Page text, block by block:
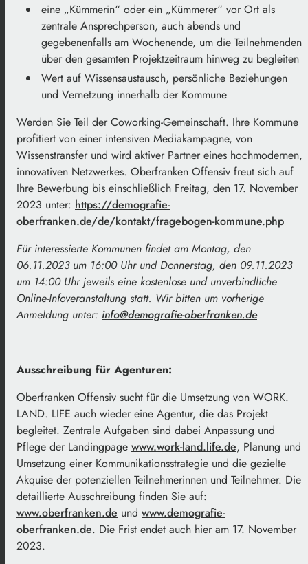
eine „Kümmerin“ oder ein „Kümmerer“ vor Ort als
zentrale Ansprechperson, auch abends und
gegebenenfalls am Wochenende, um die Teilnehmenden
über den gesamten Projektzeitraum hinweg zu begleiten
Wert auf Wissensaustausch, persönliche Beziehungen
und Vernetzung innerhalb der Kommune
Werden Sie Teil der Coworking-Gemeinschaft. Ihre Kommune
profitiert von einer intensiven Mediakampagne, von
Wissenstransfer und wird aktiver Partner eines hochmodernen,
innovativen Netzwerkes. Oberfranken Offensiv freut sich auf
Ihre Bewerbung bis einschließlich Freitag, den 17. November
2023 unter: https://demografie-
oberfranken.de/de/kontakt/fragebogen-kommune.php
Für interessierte Kommunen findet am Montag, den
06.11.2023 um 16:00 Uhr und Donnerstag, den 09.11.2023
um 14:00 Uhr jeweils eine kostenlose und unverbindliche
Online-Infoveranstaltung statt. Wir bitten um vorherige
Anmeldung unter: info@demografie-oberfranken.de
Ausschreibung für Agenturen:
Oberfranken Offensiv sucht für die Umsetzung von WORK.
LAND. LIFE auch wieder eine Agentur, die das Projekt
begleitet. Zentrale Aufgaben sind dabei Anpassung und
Pflege der Landingpage www.work-land.life.de, Planung und
Umsetzung einer Kommunikationsstrategie und die gezielte
Akquise der potenziellen Teilnehmerinnen und Teilnehmer. Die
detaillierte Ausschreibung finden Sie auf:
www.oberfranken.de und www.demografie-
oberfranken.de. Die Frist endet auch hier am 17. November
2023.